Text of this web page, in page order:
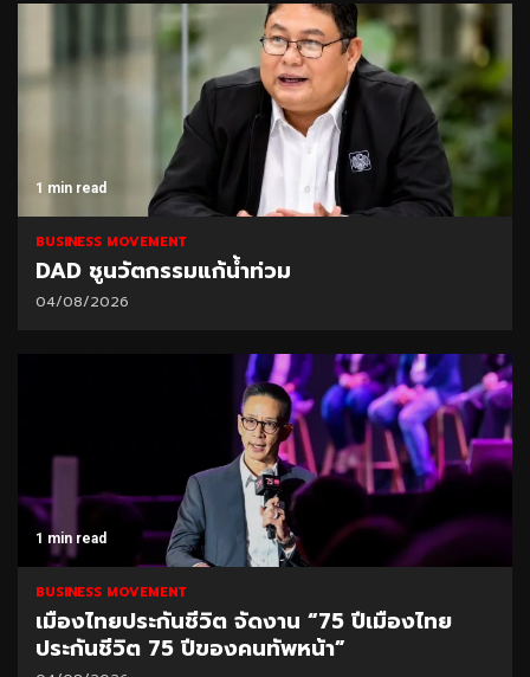
1 min read
BUSINESS MOVEMENT
DAD ชูนวัตกรรมแก้น้ำท่วม
04/08/2026
1 min read
BUSINESS MOVEMENT
เมืองไทยประกันชีวิต จัดงาน “75 ปีเมืองไทย
ประกันชีวิต 75 ปีของคนทัพหน้า”